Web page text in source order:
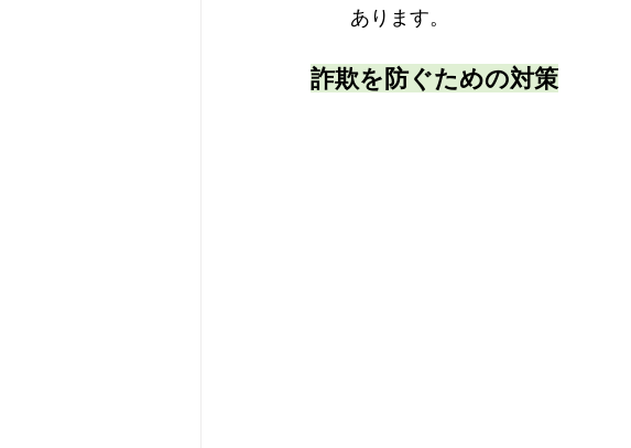
あります。
詐欺を防ぐための対策